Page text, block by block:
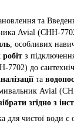
та
Avial (CHH-
, особливих
з
до
та
Avial
згідно з
для чистої води є